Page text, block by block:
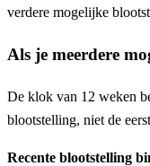
verdere mogelijke
Als je meerdere
De klok van 12 weken
blootstelling, niet de
Recente blootstelling